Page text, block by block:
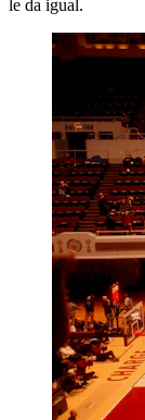
le da igual.